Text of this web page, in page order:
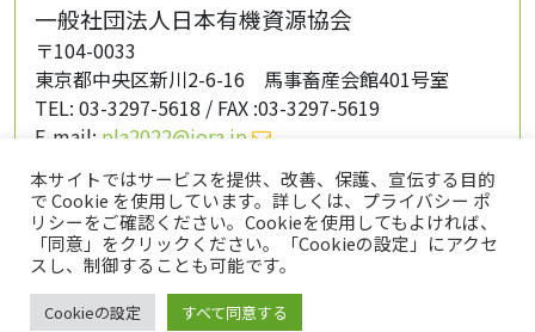
一般社団法人日本有機資源協会
〒104-0033
東京都中央区新川2-6-16 馬事畜産会館401号室
TEL: 03-3297-5618 / FAX :03-3297-5619
E-mail: pla2022@jora.jp
担当：菅原、森田、本多、遠藤、寺林
トップページ
プライバシーポリシー
このサイトについて
本サイトではサービスを提供、改善、保護、宣伝する目的
で Cookie を使用しています。詳しくは、プライバシー ポ
リシーをご確認ください。Cookieを使用してもよければ、
「同意」をクリックください。「Cookieの設定」にアクセ
スし、制御することも可能です。
Cookieの設定 すべて同意する